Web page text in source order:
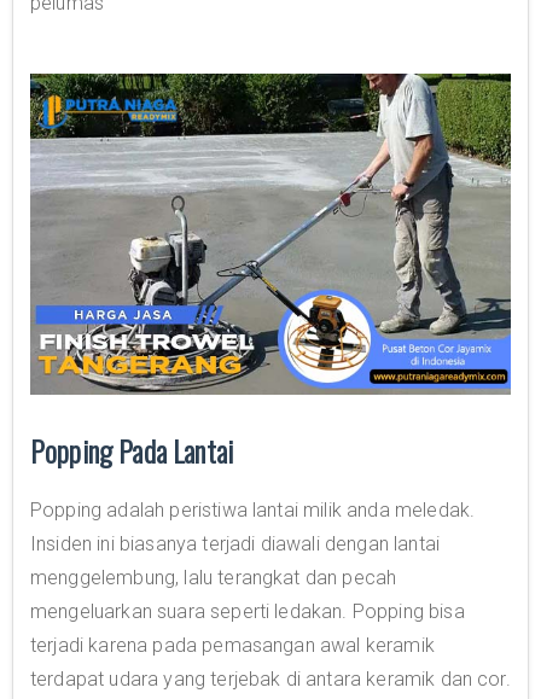
Popping Pada Lantai
Popping adalah peristiwa lantai milik anda meledak.
Insiden ini biasanya terjadi diawali dengan lantai
menggelembung, lalu terangkat dan pecah
mengeluarkan suara seperti ledakan. Popping bisa
terjadi karena pada pemasangan awal keramik
terdapat udara yang terjebak di antara keramik dan cor.